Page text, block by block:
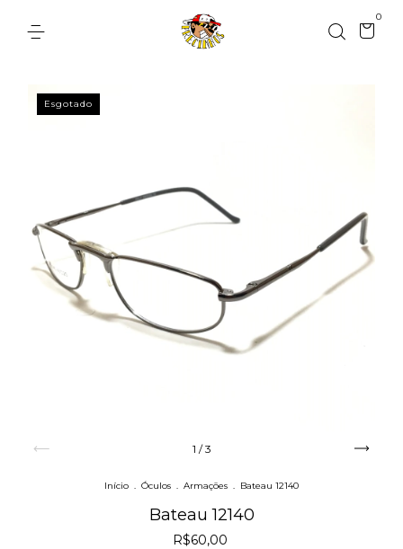
0
Esgotado
1 /3
Início . Óculos . Armações . Bateau 12140
Bateau 12140
R$60,00